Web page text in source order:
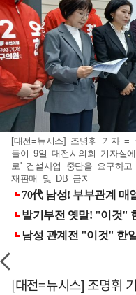
[대전=뉴시스] 조명휘 기자 =
들이 9일 대전시의회 기자실
로' 건설사업 중단을 요구하
재판매 및 DB 금지
[대전=뉴시스] 조명휘